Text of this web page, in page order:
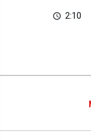
access_time 2:10